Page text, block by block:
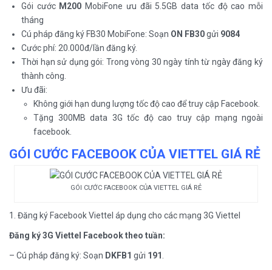
Gói cước M200 MobiFone ưu đãi 5.5GB data tốc độ cao mỗi
tháng
Cú pháp đăng ký FB30 MobiFone: Soạn ON FB30gửi 9084
Cước phí: 20.000đ/lần đăng ký.
Thời hạn sử dụng gói: Trong vòng 30 ngày tính từ ngày đăng ký
thành công.
Ưu đãi:
Không giới hạn dung lượng tốc độ cao để truy cập Facebook.
Tặng 300MB data 3G tốc độ cao truy cập mạng ngoài
facebook.
GÓI CƯỚC FACEBOOK CỦA VIETTEL GIÁ RẺ
GÓI CƯỚC FACEBOOK CỦA VIETTEL GIÁ RẺ
1. Đăng ký Facebook Viettel áp dụng cho các mạng 3G Viettel
Đăng ký 3G Viettel Facebook theo tuần:
– Cú pháp đăng ký: Soạn DKFB1 gửi 191